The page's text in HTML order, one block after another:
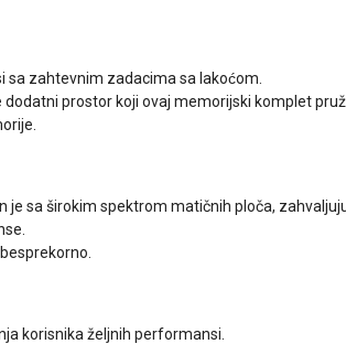
sa zahtevnim zadacima sa lakoćom.
prostor koji ovaj memorijski komplet
sa širokim spektrom matičnih ploča,
korisnika željnih performansi.